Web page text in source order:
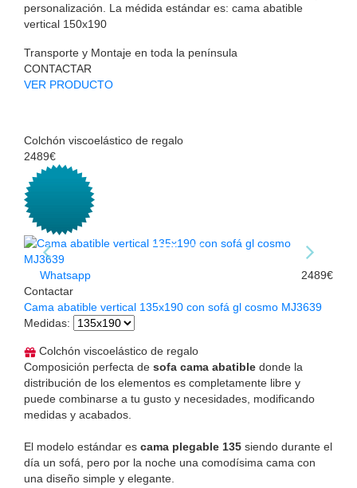
personalización. La médida estándar es: cama abatible
vertical 150x190
Transporte y Montaje en toda la península
CONTACTAR
VER PRODUCTO
Colchón viscoelástico de regalo
2489€
Whatsapp
Contactar
2489€
Cama abatible vertical 135x190 con sofá gl cosmo MJ3639
Medidas:
Colchón viscoelástico de regalo
Composición perfecta de sofa cama abatible donde la
distribución de los elementos es completamente libre y
puede combinarse a tu gusto y necesidades, modificando
medidas y acabados.
El modelo estándar es cama plegable 135 siendo durante el
día un sofá, pero por la noche una comodísima cama con
una diseño simple y elegante.